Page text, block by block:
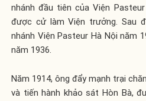
nhánh đầu tiên của Viện
được cử làm Viện trưởng. Sau
nhánh Viện Pasteur Hà Nội năm
năm 1936.
Năm 1914, ông đẩy mạnh trại
và tiến hành khảo sát Hòn Bà,